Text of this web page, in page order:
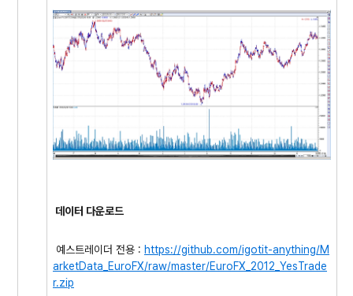
데이터 다운로드
예스트레이더 전용 : https://github.com/igotit-anything/M
arketData_EuroFX/raw/master/EuroFX_2012_YesTrade
r.zip